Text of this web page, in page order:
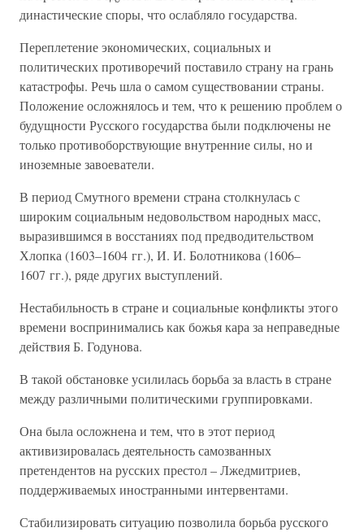
династические споры, что ослабляло государства.
Переплетение экономических, социальных и
политических противоречий поставило страну на грань
катастрофы. Речь шла о самом существовании страны.
Положение осложнялось и тем, что к решению проблем о
будущности Русского государства были подключены не
только противоборствующие внутренние силы, но и
иноземные завоеватели.
В период Смутного времени страна столкнулась с
широким социальным недовольством народных масс,
выразившимся в восстаниях под предводительством
Хлопка (1603–1604 гг.), И. И. Болотникова (1606–
1607 гг.), ряде других выступлений.
Нестабильность в стране и социальные конфликты этого
времени воспринимались как божья кара за неправедные
действия Б. Годунова.
В такой обстановке усилилась борьба за власть в стране
между различными политическими группировками.
Она была осложнена и тем, что в этот период
активизировалась деятельность самозванных
претендентов на русских престол – Лжедмитриев,
поддерживаемых иностранными интервентами.
Стабилизировать ситуацию позволила борьба русского